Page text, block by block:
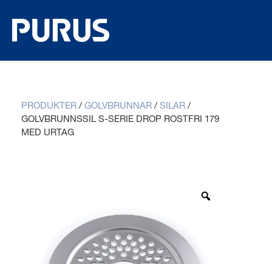
PRODUKTER / GOLVBRUNNAR / SILAR /
GOLVBRUNNSSIL S-SERIE DROP ROSTFRI 179
MED URTAG